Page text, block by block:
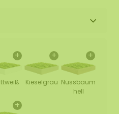
+ +
Kieselgrau
+
Nussbaum
hell
+